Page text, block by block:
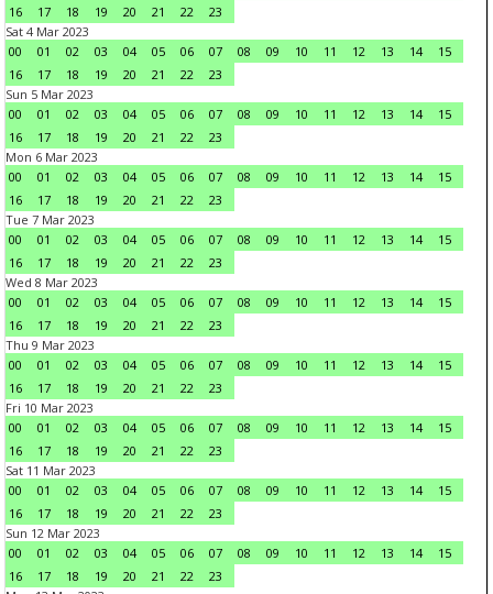
16
17 18 19 20 21 22
23
Sat 4 Mar 2023
00
01 02 03 04 05 06 07 08 09 10 11 12 13 14
15
16
17 18 19 20 21 22
23
Sun 5 Mar 2023
00
01 02 03 04 05 06 07 08 09 10 11 12 13 14
15
16
17 18 19 20 21 22
23
Mon 6 Mar 2023
00
01 02 03 04 05 06 07 08 09 10 11 12 13 14
15
16
17 18 19 20 21 22
23
Tue 7 Mar 2023
00
01 02 03 04 05 06 07 08 09 10 11 12 13 14
15
16
17 18 19 20 21 22
23
Wed 8 Mar 2023
00
01 02 03 04 05 06 07 08 09 10 11 12 13 14
15
16
17 18 19 20 21 22
23
Thu 9 Mar 2023
00
01 02 03 04 05 06 07 08 09 10 11 12 13 14
15
16
17 18 19 20 21 22
23
Fri 10 Mar 2023
00
01 02 03 04 05 06 07 08 09 10 11 12 13 14
15
16
17 18 19 20 21 22
23
Sat 11 Mar 2023
00
01 02 03 04 05 06 07 08 09 10 11 12 13 14
15
16
17 18 19 20 21 22
23
Sun 12 Mar 2023
00
01 02 03 04 05 06 07 08 09 10 11 12 13 14
15
16
17 18 19 20 21 22
23